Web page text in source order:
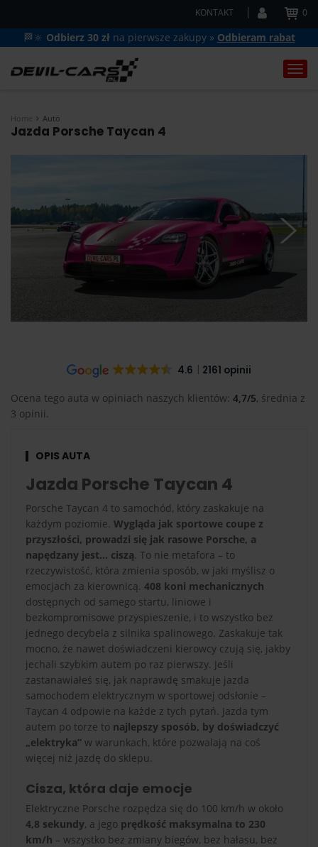
KONTAKT 0
🏁🔆 Odbierz 30 zł na pierwsze zakupy » Odbieram rabat
Home Auto
Jazda Porsche Taycan 4
4.6 2161 opinii
Ocena tego auta w opiniach naszych klientów: 4,7/5, średnia z
3 opinii.
OPIS AUTA
Jazda Porsche Taycan 4
Porsche Taycan 4 to samochód, który zaskakuje na
każdym poziomie. Wygląda jak sportowe coupe z
przyszłości, prowadzi się jak rasowe Porsche, a
napędzany jest… ciszą. To nie metafora – to
rzeczywistość, która zmienia sposób, w jaki myślisz o
emocjach za kierownicą. 408 koni mechanicznych
dostępnych od samego startu, liniowe i
bezkompromisowe przyspieszenie, i to wszystko bez
jednego decybela z silnika spalinowego. Zaskakuje tak
mocno, że nawet doświadczeni kierowcy czują się, jakby
jechali szybkim autem po raz pierwszy. Jeśli
zastanawiałeś się, jak naprawdę smakuje jazda
samochodem elektrycznym w sportowej odsłonie –
Taycan 4 odpowie na każde z tych pytań. Jazda tym
autem po torze to najlepszy sposób, by doświadczyć
„elektryka” w warunkach, które pozwalają na coś
więcej niż jazdę do sklepu.
Cisza, która daje emocje
Elektryczne Porsche rozpędza się do 100 km/h w około
4,8 sekundy, a jego prędkość maksymalna to 230
km/h – wszystko bez zmiany biegów, bez hałasu, bez